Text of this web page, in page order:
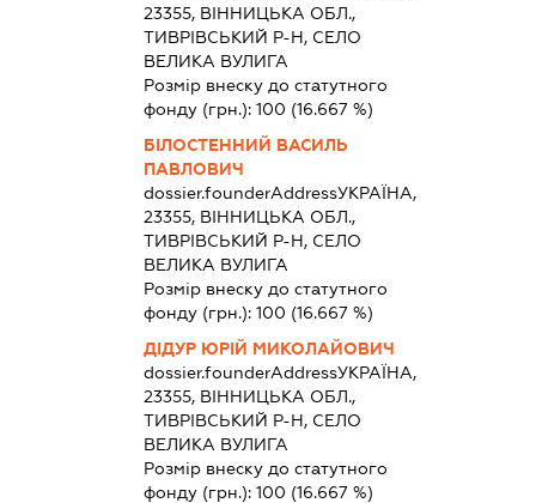
23355, ВІННИЦЬКА ОБЛ.,
ТИВРІВСЬКИЙ Р-Н, СЕЛО
ВЕЛИКА ВУЛИГА
Розмір внеску до статутного
фонду (грн.): 100 (16.667 %)
БІЛОСТЕННИЙ ВАСИЛЬ
ПАВЛОВИЧ
dossier.founderAddressУКРАЇНА,
23355, ВІННИЦЬКА ОБЛ.,
ТИВРІВСЬКИЙ Р-Н, СЕЛО
ВЕЛИКА ВУЛИГА
Розмір внеску до статутного
фонду (грн.): 100 (16.667 %)
ДІДУР ЮРІЙ МИКОЛАЙОВИЧ
dossier.founderAddressУКРАЇНА,
23355, ВІННИЦЬКА ОБЛ.,
ТИВРІВСЬКИЙ Р-Н, СЕЛО
ВЕЛИКА ВУЛИГА
Розмір внеску до статутного
фонду (грн.): 100 (16.667 %)